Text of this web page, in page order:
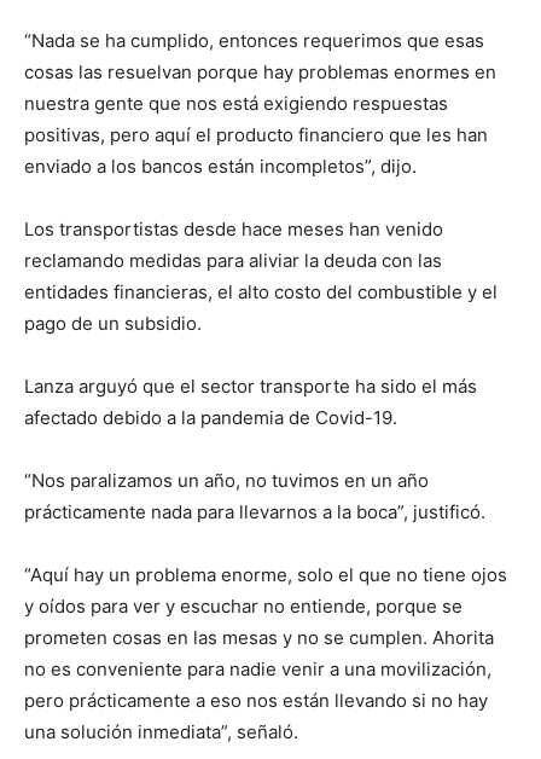
“Nada se ha cumplido, entonces requerimos que esas
cosas las resuelvan porque hay problemas enormes en
nuestra gente que nos está exigiendo respuestas
positivas, pero aquí el producto financiero que les han
enviado a los bancos están incompletos”, dijo.
Los transportistas desde hace meses han venido
reclamando medidas para aliviar la deuda con las
entidades financieras, el alto costo del combustible y el
pago de un subsidio.
Lanza arguyó que el sector transporte ha sido el más
afectado debido a la pandemia de Covid-19.
“Nos paralizamos un año, no tuvimos en un año
prácticamente nada para llevarnos a la boca”, justificó.
“Aquí hay un problema enorme, solo el que no tiene ojos
y oídos para ver y escuchar no entiende, porque se
prometen cosas en las mesas y no se cumplen. Ahorita
no es conveniente para nadie venir a una movilización,
pero prácticamente a eso nos están llevando si no hay
una solución inmediata”, señaló.